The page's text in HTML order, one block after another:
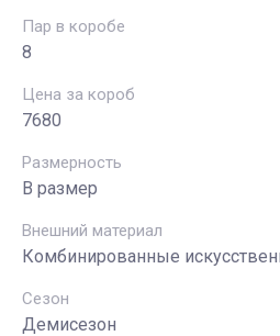
Пар в коробе
8
Цена за короб
7680
Размерность
В размер
Внешний материал
Комбинированные
Сезон
Демисезон